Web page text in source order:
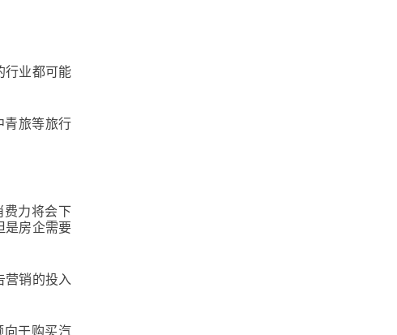
行业都可能
青旅等旅行
费力将会下
是房企需要
营销的投入
向于购买汽